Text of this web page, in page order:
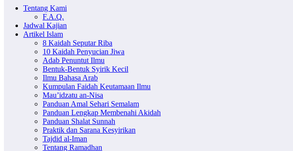
Tentang Kami
F.A.Q.
Jadwal Kajian
Artikel Islam
8 Kaidah Seputar Riba
10 Kaidah Penyucian Jiwa
Adab Penuntut Ilmu
Bentuk-Bentuk Syirik Kecil
Ilmu Bahasa Arab
Kumpulan Faidah Keutamaan Ilmu
Mau’idzatu an-Nisa
Panduan Amal Sehari Semalam
Panduan Lengkap Membenahi Akidah
Panduan Shalat Sunnah
Praktik dan Sarana Kesyirikan
Tajdid al-Iman
Tentang Ramadhan